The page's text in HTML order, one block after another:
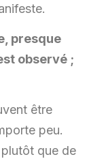
presque
observé ;
être
peu.
que de